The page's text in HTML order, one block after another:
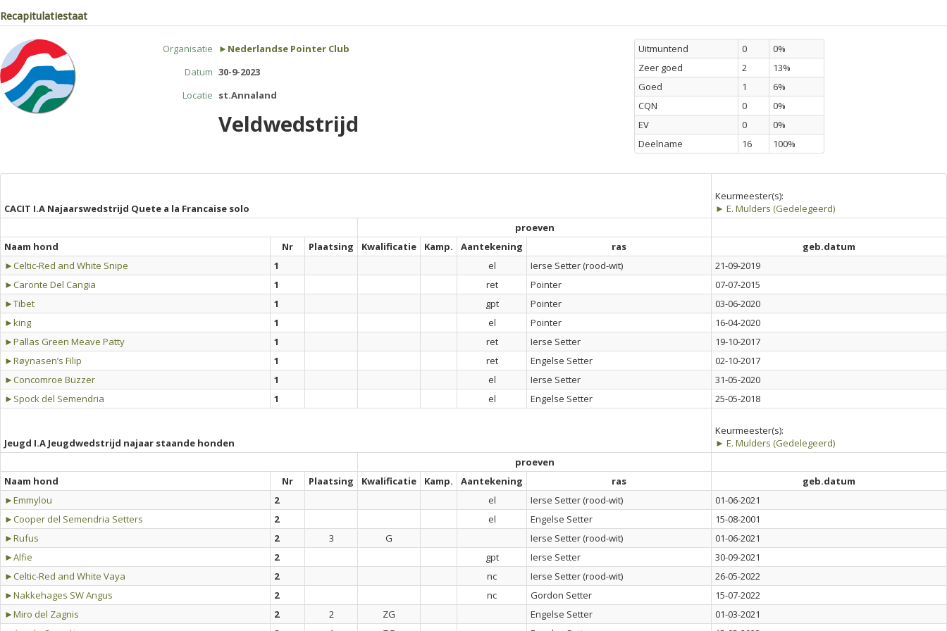
Recapitulatiestaat
Organisatie
►Nederlandse Pointer Club
Datum 30-9-2023
Locatie st.Annaland
Veldwedstrijd
Uitmuntend 0
0%
Zeer goed
2
13%
Goed
1
6%
CQN
0
0%
EV
0
0%
Deelname
16 100%
CACIT I.A Najaarswedstrijd Quete a la Francaise solo
Keurmeester(s):
► E. Mulders (Gedelegeerd)
proeven
Naam hond
Nr Plaatsing Kwalificatie Kamp. Aantekening ras
geb.datum
►Celtic-Red and White Snipe
1 el Ierse Setter (rood-wit)
21-09-2019
►Caronte Del Cangia
1 ret Pointer
07-07-2015
►Tibet
1 gpt Pointer
03-06-2020
►king
1 el Pointer
16-04-2020
►Pallas Green Meave Patty
1 ret Ierse Setter
19-10-2017
►Røynasen’s Filip
1 ret Engelse Setter
02-10-2017
►Concomroe Buzzer
1 el Ierse Setter
31-05-2020
►Spock del Semendria
1 el Engelse Setter 25-05-2018
Jeugd I.A Jeugdwedstrijd najaar staande honden
Keurmeester(s):
► E. Mulders (Gedelegeerd)
proeven
Naam hond
Nr Plaatsing Kwalificatie Kamp. Aantekening ras
geb.datum
►Emmylou
2 el Ierse Setter (rood-wit)
01-06-2021
►Cooper del Semendria Setters
2 el Engelse Setter
15-08-2001
►Rufus
2 3 G Ierse Setter (rood-wit)
01-06-2021
►Alfie
2 gpt Ierse Setter
30-09-2021
►Celtic-Red and White Vaya
2 nc Ierse Setter (rood-wit)
26-05-2022
►Nakkehages SW Angus
2 nc Gordon Setter
15-07-2022
►Miro del Zagnis
2 2 ZG Engelse Setter
01-03-2021